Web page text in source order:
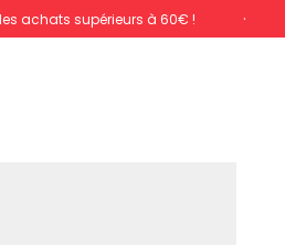
achats supérieurs à 60€ !